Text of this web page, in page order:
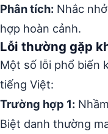
Phân tích: Nhắc
hợp hoàn cảnh.
Lỗi thường gặp
Một số lỗi phổ biến
tiếng Việt:
Trường hợp 1:
Biệt danh thường